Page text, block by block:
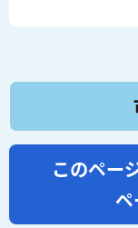
このペー